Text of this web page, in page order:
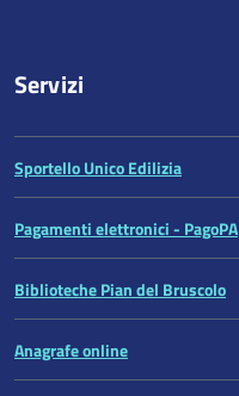
Servizi
Sportello Unico Edilizia
Pagamenti elettronici - PagoPA
Biblioteche Pian del Bruscolo
Anagrafe online